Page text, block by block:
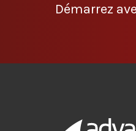
Démarrez